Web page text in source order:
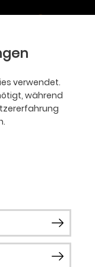
verwendet.
während